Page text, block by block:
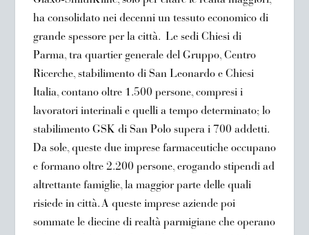
ha consolidato nei decenni un tessuto economico di
grande spessore per la città. Le sedi Chiesi di
Parma, tra quartier generale del Gruppo, Centro
Ricerche, stabilimento di San Leonardo e Chiesi
Italia, contano oltre 1.500 persone, compresi i
lavoratori interinali e quelli a tempo determinato; lo
stabilimento GSK di San Polo supera i 700 addetti.
Da sole, queste due imprese farmaceutiche occupano
e formano oltre 2.200 persone, erogando stipendi ad
altrettante famiglie, la maggior parte delle quali
risiede in città. A queste imprese aziende poi
sommate le diecine di realtà parmigiane che operano